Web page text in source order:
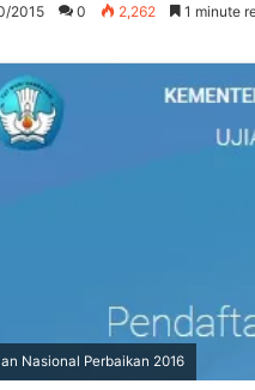
2015 0 2,262 1 minute
Nasional Perbaikan 2016